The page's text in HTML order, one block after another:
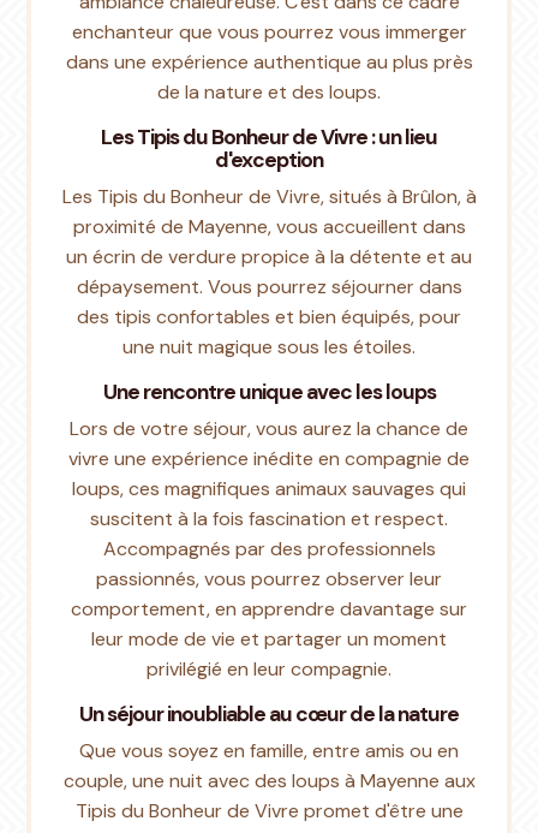
enchanteur que vous pourrez vous immerger
dans une expérience authentique au plus près
de la nature et des loups.
Les Tipis du Bonheur de Vivre : un lieu
d'exception
Les Tipis du Bonheur de Vivre, situés à Brûlon, à
proximité de Mayenne, vous accueillent dans
un écrin de verdure propice à la détente et au
dépaysement. Vous pourrez séjourner dans
des tipis confortables et bien équipés, pour
une nuit magique sous les étoiles.
Une rencontre unique avec les loups
Lors de votre séjour, vous aurez la chance de
vivre une expérience inédite en compagnie de
loups, ces magnifiques animaux sauvages qui
suscitent à la fois fascination et respect.
Accompagnés par des professionnels
passionnés, vous pourrez observer leur
comportement, en apprendre davantage sur
leur mode de vie et partager un moment
privilégié en leur compagnie.
Un séjour inoubliable au cœur de la nature
Que vous soyez en famille, entre amis ou en
couple, une nuit avec des loups à Mayenne aux
Tipis du Bonheur de Vivre promet d'être une